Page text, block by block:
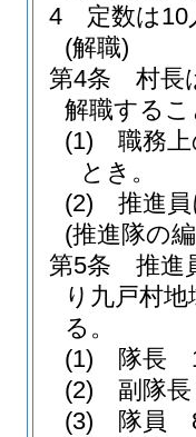
4
定数は
(解職)
第4条
村長
解職する
(1)
職務
とき。
(2)
推進
(推進隊の
第5条
推進
り九戸村
る。
(1)
隊長
(2)
副隊
(3)
隊員